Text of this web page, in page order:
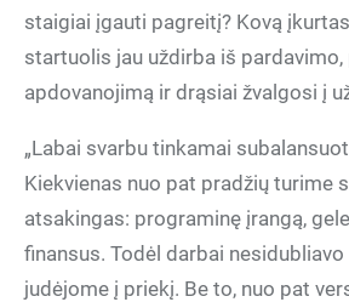
staigiai įgauti pagreitį? Kovą
startuolis jau uždirba iš pardavimo,
apdovanojimą ir drąsiai žvalgosi į
„Labai svarbu tinkamai
Kiekvienas nuo pat pradžių turime
atsakingas: programinę įrangą,
finansus. Todėl darbai
judėjome į priekį. Be to, nuo pat